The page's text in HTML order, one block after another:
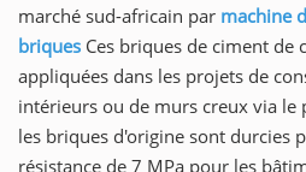
marché sud-africain par machine
briques Ces briques de ciment de
appliquées dans les projets de
intérieurs ou de murs creux via le
les briques d'origine sont durcies
résistance de 7 MPa pour les